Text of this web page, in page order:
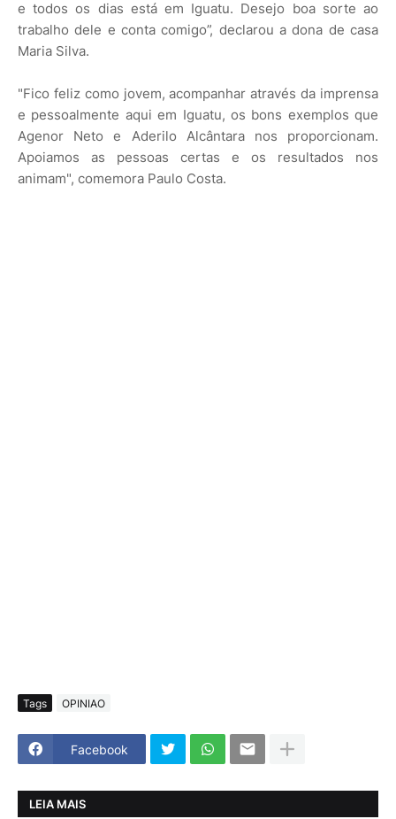
e todos os dias está em Iguatu. Desejo boa sorte ao
trabalho dele e conta comigo”, declarou a dona de casa
Maria Silva.
"Fico feliz como jovem, acompanhar através da imprensa
e pessoalmente aqui em Iguatu, os bons exemplos que
Agenor Neto e Aderilo Alcântara nos proporcionam.
Apoiamos as pessoas certas e os resultados nos
animam", comemora Paulo Costa.
Tags OPINIAO
Facebook
LEIA MAIS